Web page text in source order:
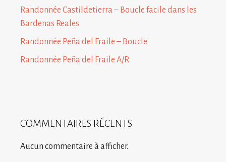
Randonnée Castildetierra – Boucle facile dans les
Bardenas Reales
Randonnée Peña del Fraile – Boucle
Randonnée Peña del Fraile A/R
COMMENTAIRES RÉCENTS
Aucun commentaire à afficher.